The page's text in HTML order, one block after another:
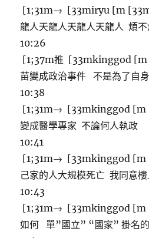
[1;31m→ [33miryu [m
龍人天龍人天龍人天龍人
10:26
[1;37m推 [33mkinggod [m
苗變成政治事件 不是為了
10:38
[1;31m→ [33mkinggod [m
變成醫學專家 不論何人
10:41
[1;31m→ [33mkinggod [m
己家的人大規模死亡 我同
10:43
[1;31m→ [33mkinggod [m
如何 單”國立” “國家” 掛名